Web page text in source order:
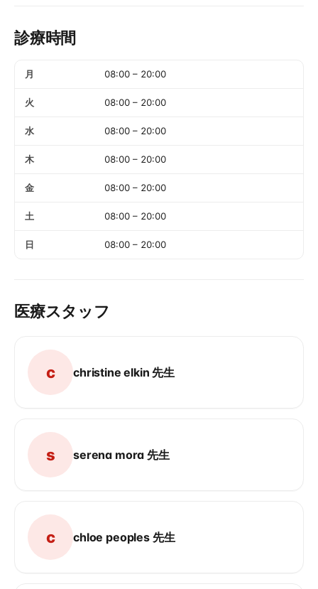
診療時間
月 08:00 – 20:00
火 08:00 – 20:00
水 08:00 – 20:00
木 08:00 – 20:00
金 08:00 – 20:00
土 08:00 – 20:00
日 08:00 – 20:00
医療スタッフ
c christine elkin 先生
s serena mora 先生
c chloe peoples 先生